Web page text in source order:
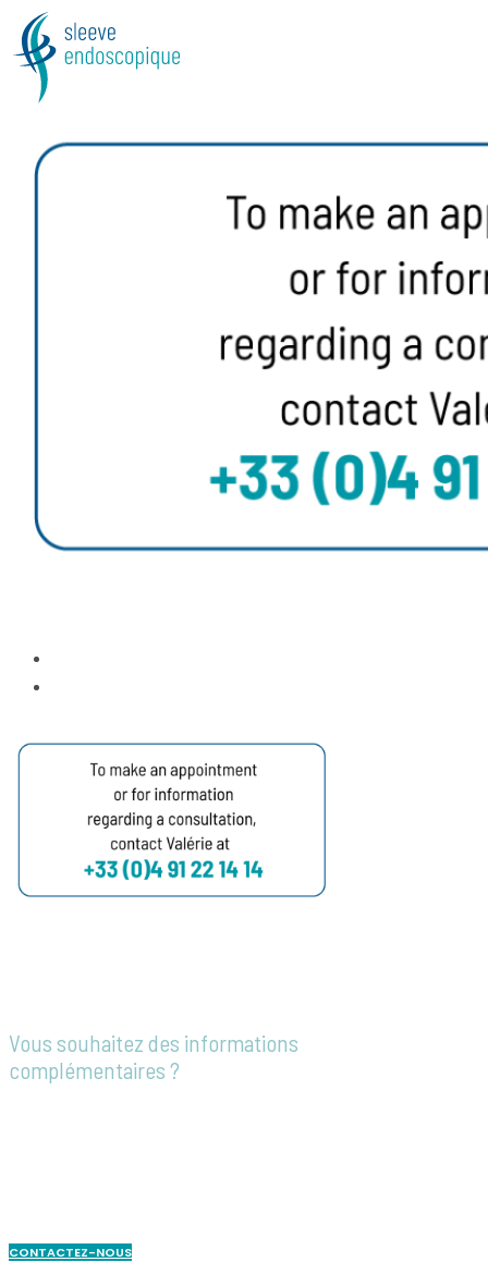
Vous souhaitez des informations
complémentaires ?
CONTACTEZ-NOUS